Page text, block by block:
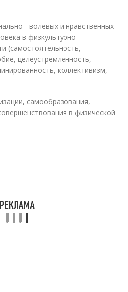
- волевых и нравственных
в физкультурно-
(самостоятельность,
целеустремленность,
коллективизм,
самообразования,
в физической